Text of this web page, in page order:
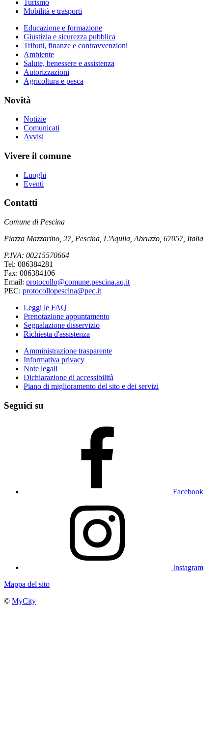
Turismo
Mobilità e trasporti
Educazione e formazione
Giustizia e sicurezza pubblica
Tributi, finanze e contravvenzioni
Ambiente
Salute, benessere e assistenza
Autorizzazioni
Agricoltura e pesca
Novità
Notizie
Comunicati
Avvisi
Vivere il comune
Luoghi
Eventi
Contatti
Comune di Pescina
Piazza Mazzarino, 27, Pescina, L'Aquila, Abruzzo, 67057, Italia
P.IVA: 00215570664
Tel: 086384281
Fax: 086384106
Email: protocollo@comune.pescina.aq.it
PEC: protocollopescina@pec.it
Leggi le FAQ
Prenotazione appuntamento
Segnalazione disservizio
Richiesta d'assistenza
Amministrazione trasparente
Informativa privacy
Note legali
Dichiarazione di accessibilità
Piano di miglioramento del sito e dei servizi
Seguici su
Facebook
Instagram
Mappa del sito
© MyCity